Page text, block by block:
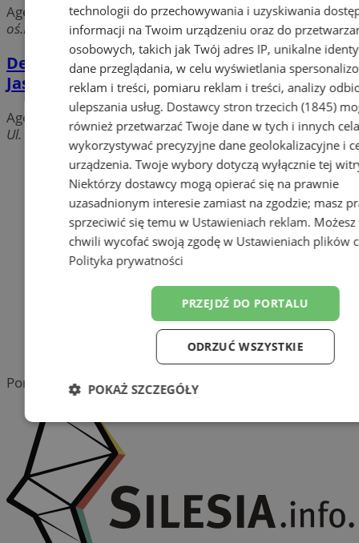
Agencje ochrony i biura detektywistyczne
oś.Dąbrówki 1 B, 44-286 Wodzisław Śląski
Detektyw Wodzisław Rybnik Racibórz Żory
Jastrzębie,
Agencje ochrony i biura detektywistyczne
Ul. Płk. Ks. W. Kubsza, 44-300 Wodzisław Śląski
Dodaj firmę
Pozostałe firmy w kategorii
reklama
Tworzenie stron www -
Wodzisław Śląski
Portal należy do sieci
technologii do przechowywania i uzyskiwania
informacji na Twoim urządzeniu oraz do
osobowych, takich jak Twój adres IP, unikalne
dane przeglądania, w celu wyświetlania
reklam i treści, pomiaru reklam i treści, analizy
ulepszania usług. Dostawcy stron trzecich (1845)
również przetwarzać Twoje dane w tych i innych
wykorzystywać precyzyjne dane geolokalizacyjne i
urządzenia. Twoje wybory dotyczą wyłącznie tej
Niektórzy dostawcy mogą opierać się na prawnie
uzasadnionym interesie zamiast na zgodzie; masz
sprzeciwić się temu w Ustawieniach reklam.
chwili wycofać swoją zgodę w Ustawieniach plików
Polityka prywatności
PRZEJDŹ DO PORTALU
ODRZUĆ WSZYSTKIE
POKAŻ SZCZEGÓŁY
Niezbędne Wydajność
Funkcjonalność